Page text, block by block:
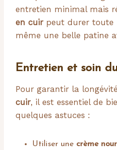
entretien minimal mais
en cuirpeut durer toute
même une belle patine
Entretien et soin
Pour garantir la
cuir, il est essentiel de
quelques astuces :
Utiliser une crème